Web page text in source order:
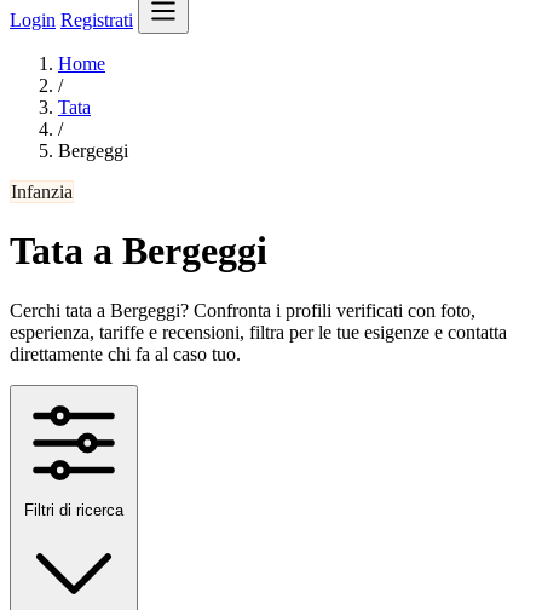
Login Registrati
Home
/
Tata
/
Bergeggi
Infanzia
Tata a Bergeggi
Cerchi tata a Bergeggi? Confronta i profili verificati con foto,
esperienza, tariffe e recensioni, filtra per le tue esigenze e contatta
direttamente chi fa al caso tuo.
Filtri di ricerca